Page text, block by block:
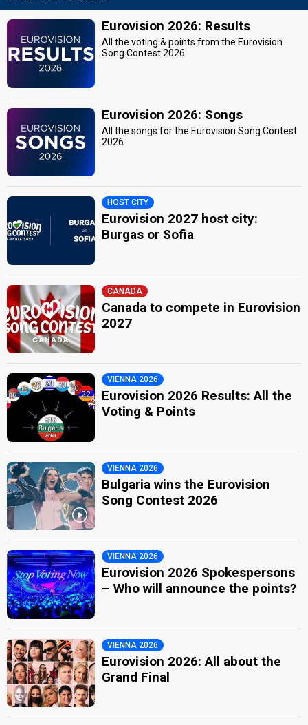
Eurovision 2026: Results
All the voting & points from the Eurovision
Song Contest 2026
Eurovision 2026: Songs
All the songs for the Eurovision Song Contest
2026
HOST CITY
Eurovision 2027 host city:
Burgas or Sofia
CANADA
Canada to compete in Eurovision
2027
VIENNA 2026
Eurovision 2026 Results: All the
Voting & Points
VIENNA 2026
Bulgaria wins the Eurovision
Song Contest 2026
VIENNA 2026
Eurovision 2026 Spokespersons
– Who will announce the points?
VIENNA 2026
Eurovision 2026: All about the
Grand Final